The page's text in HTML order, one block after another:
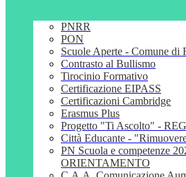
PNRR
PON
Scuole Aperte - Comune di
Contrasto al Bullismo
Tirocinio Formativo
Certificazione EIPASS
Certificazioni Cambridge
Erasmus Plus
Progetto "Ti Ascolto" -
Città Educante -
PN Scuola e competenze
ORIENTAMENTO